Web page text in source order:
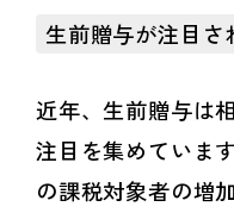
生前贈与が注目さ
近年、生前贈与は
注目を集めていま
の課税対象者の増